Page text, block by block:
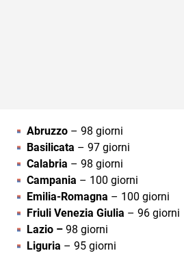
Abruzzo – 98 giorni
Basilicata – 97 giorni
Calabria – 98 giorni
Campania – 100 giorni
Emilia-Romagna – 100 giorni
Friuli Venezia Giulia – 96 giorni
Lazio – 98 giorni
Liguria – 95 giorni